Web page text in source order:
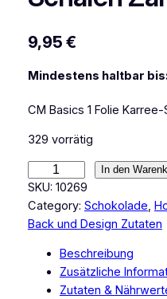
9,95 €
Mindestens haltbar
CM Basics 1 Folie
329 vorrätig
M
B
a
In den
SKU: 10269
Category: Schokolade,
Back und Design Zutaten
Beschreibung
Zusätzliche
Zutaten &